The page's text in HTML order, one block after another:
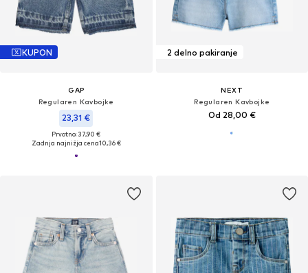
KUPON
GAP
Regularen Kavbojke
23,31 €
Prvotno: 37,90 €
Zadnja najnižja cena10,36 €
2 delno pakiranje
NEXT
Regularen Kavbojke
Od 28,00 €